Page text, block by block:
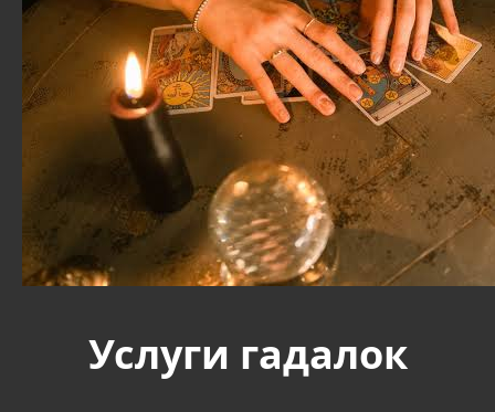
Услуги гадалок